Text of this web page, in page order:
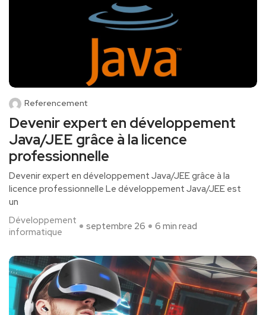
Referencement
Devenir expert en développement
Java/JEE grâce à la licence
professionnelle
Devenir expert‌ en développement Java/JEE grâce à⁣ la
licence professionnelle Le développement Java/JEE est
un
Développement
informatique
septembre 26 6 min read